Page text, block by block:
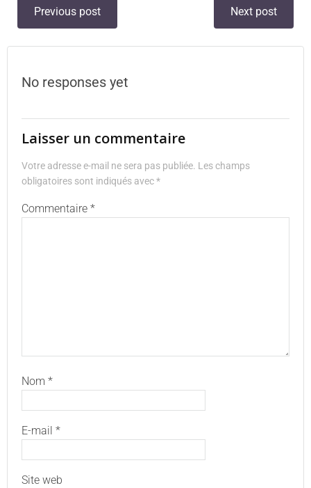
Previous post Next post
No responses yet
Laisser un commentaire
Votre adresse e-mail ne sera pas publiée. Les champs
obligatoires sont indiqués avec*
Commentaire *
Nom *
E-mail *
Site web